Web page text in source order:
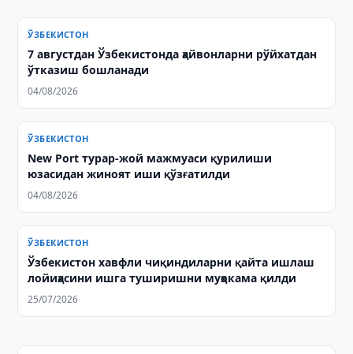
ЎЗБЕКИСТОН
7 августдан Ўзбекистонда ҳайвонларни рўйхатдан
ўтказиш бошланади
04/08/2026
ЎЗБЕКИСТОН
New Port турар-жой мажмуаси қурилиши
юзасидан жиноят иши қўзғатилди
04/08/2026
ЎЗБЕКИСТОН
Ўзбекистон хавфли чиқиндиларни қайта ишлаш
лойиҳасини ишга туширишни муҳокама қилди
25/07/2026